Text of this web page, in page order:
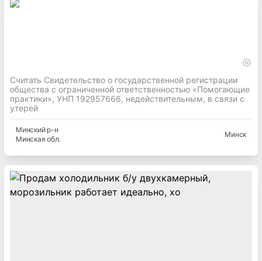
Считать Свидетельство о государственной регистрации
общества с ограниченной ответственностью «Помогающие
практики», УНП 192957666, недействительным, в связи с
утерей
Минскийр-н
Минская обл.
Минск